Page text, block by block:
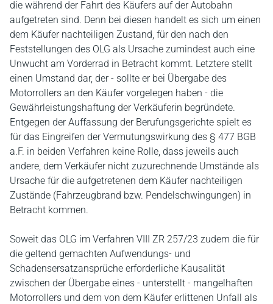
die während der Fahrt des Käufers auf der Autobahn
aufgetreten sind. Denn bei diesen handelt es sich um einen
dem Käufer nachteiligen Zustand, für den nach den
Feststellungen des OLG als Ursache zumindest auch eine
Unwucht am Vorderrad in Betracht kommt. Letztere stellt
einen Umstand dar, der - sollte er bei Übergabe des
Motorrollers an den Käufer vorgelegen haben - die
Gewährleistungshaftung der Verkäuferin begründete.
Entgegen der Auffassung der Berufungsgerichte spielt es
für das Eingreifen der Vermutungswirkung des § 477 BGB
a.F. in beiden Verfahren keine Rolle, dass jeweils auch
andere, dem Verkäufer nicht zuzurechnende Umstände als
Ursache für die aufgetretenen dem Käufer nachteiligen
Zustände (Fahrzeugbrand bzw. Pendelschwingungen) in
Betracht kommen.
Soweit das OLG im Verfahren VIII ZR 257/23 zudem die für
die geltend gemachten Aufwendungs- und
Schadensersatzansprüche erforderliche Kausalität
zwischen der Übergabe eines - unterstellt - mangelhaften
Motorrollers und dem von dem Käufer erlittenen Unfall als